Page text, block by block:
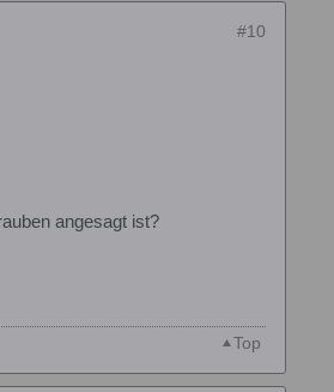
#10
angesagt ist?
Top